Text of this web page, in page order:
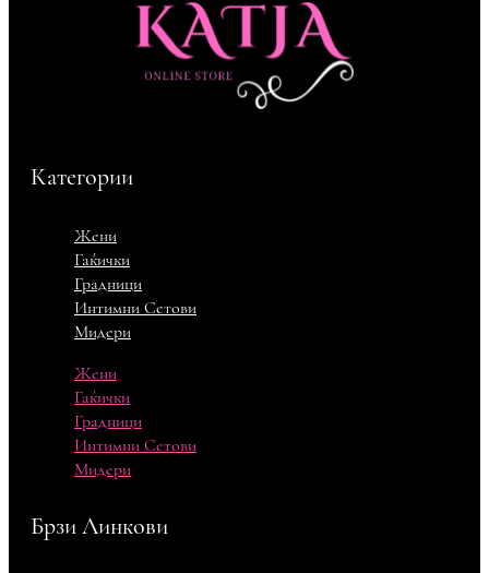
Категории
Жени
Гаќички
Градници
Интимни Сетови
Мидери
Жени
Гаќички
Градници
Интимни Сетови
Мидери
Брзи Линкови